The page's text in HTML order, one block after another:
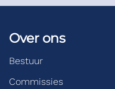
Over ons
Bestuur
Commissies